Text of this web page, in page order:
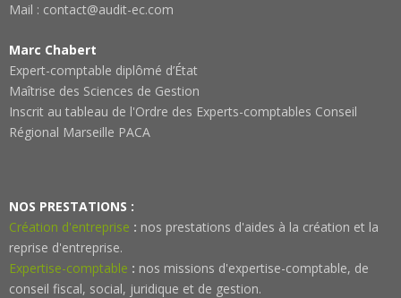
Mail : contact@audit-ec.com
Marc Chabert
Expert-comptable diplômé d’État
Maîtrise des Sciences de Gestion
Inscrit au tableau de l'Ordre des Experts-comptables Conseil
Régional Marseille PACA
NOS PRESTATIONS :
Création d'entreprise : nos prestations d'aides à la création et la
reprise d'entreprise.
Expertise-comptable : nos missions d'expertise-comptable, de
conseil fiscal, social, juridique et de gestion.